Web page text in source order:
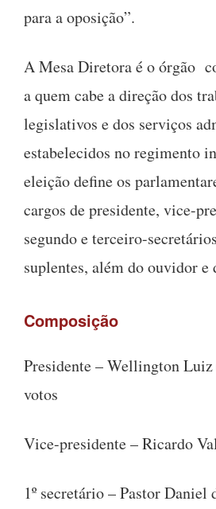
para a oposição”.
A Mesa Diretora é o órgão
a quem cabe a direção dos
legislativos e dos serviços
estabelecidos no regimento
eleição define os
cargos de presidente, vice-
segundo e terceiro-
suplentes, além do ouvidor e
Composição
Presidente – Wellington
votos
Vice-presidente – Ricardo
1º secretário – Pastor Daniel